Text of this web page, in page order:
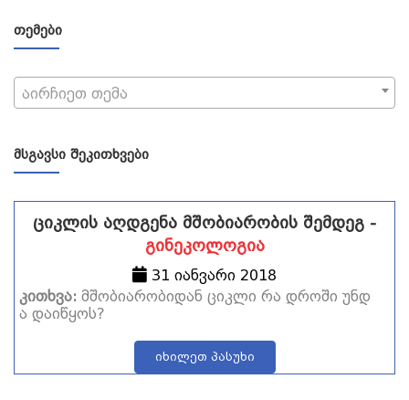
ᲗᲔᲛᲔᲑᲘ
აირჩიეთ თემა
ᲛᲡᲒᲐᲕᲡᲘ ᲨᲔᲙᲘᲗᲮᲕᲔᲑᲘ
ციკლის აღდგენა მშობიარობის შემდეგ -
გინეკოლოგია
31 იანვარი 2018
კითხვა: მშობიარობიდან ციკლი რა დროში უნდ
ა დაიწყოს?
იხილეთ პასუხი